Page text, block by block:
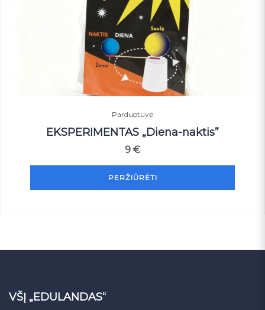
Parduotuvė
EKSPERIMENTAS „Diena-naktis”
9 €
PERŽIŪRĖTI
VŠĮ „EDULANDAS“